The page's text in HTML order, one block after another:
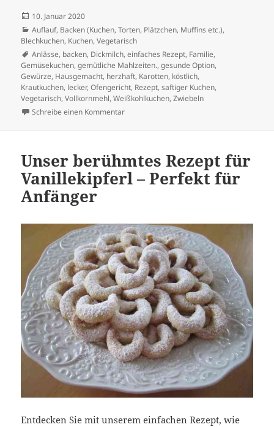
Veröffentlicht
am
10. Januar 2020
Kategorien
Auflauf, Backen (Kuchen, Torten, Plätzchen, Muffins etc.),
Blechkuchen, Kuchen,Vegetarisch
Schlagwörter
Anlässe, backen, Dickmilch,einfaches Rezept, Familie,
Gemüsekuchen,gemütliche Mahlzeiten.,gesunde Option,
Gewürze, Hausgemacht, herzhaft, Karotten, köstlich,
Krautkuchen, lecker,Ofengericht, Rezept,saftiger Kuchen,
Vegetarisch,Vollkornmehl,Weißkohlkuchen,Zwiebeln
Schreibe einen Kommentarzu Saftiger Weißkohlkuchen
Unser berühmtes Rezept für
Vanillekipferl – Perfekt für
Anfänger
Entdecken Sie mit unserem einfachen Rezept, wie